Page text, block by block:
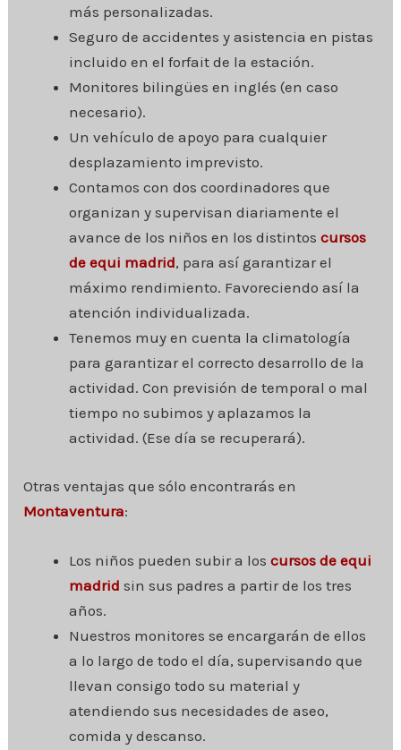
más personalizadas.
Seguro de accidentes y asistencia en pistas
incluido en el forfait de la estación.
Monitores bilingües en inglés (en caso
necesario).
Un vehículo de apoyo para cualquier
desplazamiento imprevisto.
Contamos con dos coordinadores que
organizan y supervisan diariamente el
avance de los niños en los distintoscursos
de equi madrid, para así garantizar el
máximo rendimiento. Favoreciendo así la
atención individualizada.
Tenemos muy en cuenta la climatología
para garantizar el correcto desarrollo de la
actividad. Con previsión de temporal o mal
tiempo no subimos y aplazamos la
actividad. (Ese día se recuperará).
Otras ventajas que sólo encontrarás en
Montaventura:
Los niños pueden subir a loscursos de equi
madrid sin sus padres a partir de los tres
años.
Nuestros monitores se encargarán de ellos
a lo largo de todo el día, supervisando que
llevan consigo todo su material y
atendiendo sus necesidades de aseo,
comida y descanso.